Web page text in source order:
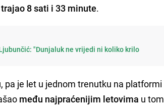
8 sati i 33 minute.
"Dunjaluk ne vrijedi ni koliko krilo
pa je let u jednom trenutku na platformi
među najpraćenijim letovima u tom